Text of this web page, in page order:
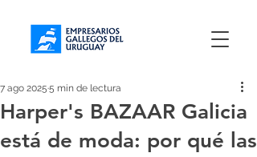
Harper's BAZAAR Galicia
está de moda: por qué las
7 ago 2025 5 min de lectura